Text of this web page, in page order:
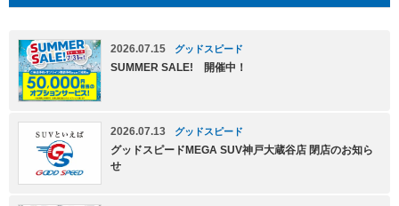
2026.07.15 グッドスピード
SUMMER SALE! 開催中！
2026.07.13 グッドスピード
グッドスピードMEGA SUV神戸大蔵谷店 閉店のお知ら
せ